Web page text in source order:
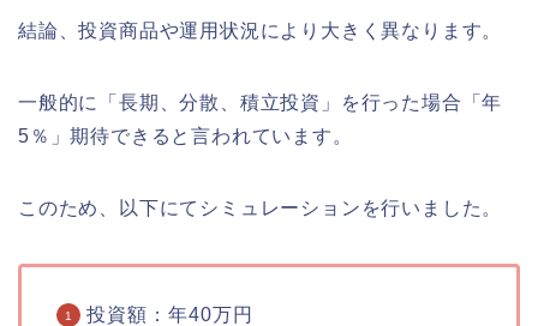
結論、投資商品や運用状況により大きく異なります。
一般的に「長期、分散、積立投資」を行った場合「年
5％」期待できると言われています。
このため、以下にてシミュレーションを行いました。
投資額：年40万円